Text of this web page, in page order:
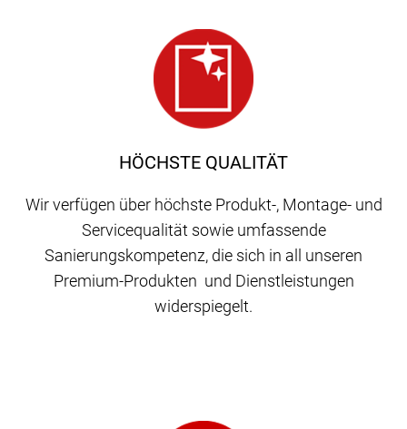
HÖCHSTE QUALITÄT
Wir verfügen über höchste Produkt-, Montage- und
Servicequalität sowie umfassende
Sanierungskompetenz, die sich in all unseren
Premium-Produkten und Dienstleistungen
widerspiegelt.